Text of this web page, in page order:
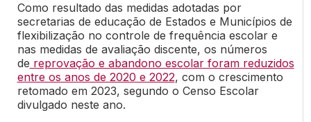
Como resultado das medidas adotadas por
secretarias de educação de Estados e Municípios de
flexibilização no controle de frequência escolar e
nas medidas de avaliação discente, os números
de reprovação e abandono escolar foram reduzidos
entre os anos de 2020 e 2022, com o crescimento
retomado em 2023, segundo o Censo Escolar
divulgado neste ano.